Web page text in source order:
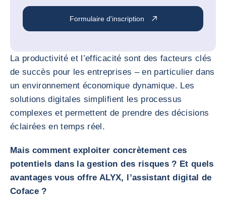
Formulaire d'inscription
La productivité et l’efficacité sont des facteurs clés
de succès pour les entreprises – en particulier dans
un environnement économique dynamique. Les
solutions digitales simplifient les processus
complexes et permettent de prendre des décisions
éclairées en temps réel.
Mais comment exploiter concrètement ces
potentiels dans la gestion des risques ? Et quels
avantages vous offre ALYX, l’assistant digital de
Coface ?